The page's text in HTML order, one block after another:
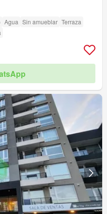
Agua Sin amueblar Terraza